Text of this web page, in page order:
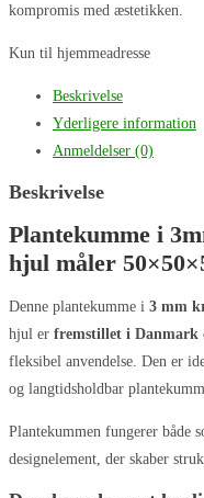
kompromis med æstetikken.
Kun til hjemmeadresse
Beskrivelse
Yderligere information
Anmeldelser (0)
Beskrivelse
Plantekumme i
hjul måler
Denne plantekumme i 3 mm
hjul er fremstillet i Danmark
fleksibel anvendelse. Den er
og langtidsholdbar
Plantekummen fungerer både
designelement, der skaber